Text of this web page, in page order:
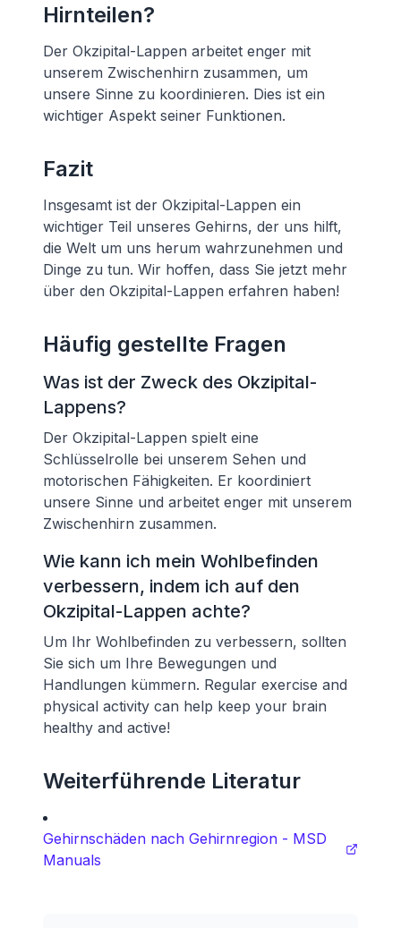
Hirnteilen?
Der Okzipital-Lappen arbeitet enger mit
unserem Zwischenhirn zusammen, um
unsere Sinne zu koordinieren. Dies ist ein
wichtiger Aspekt seiner Funktionen.
Fazit
Insgesamt ist der Okzipital-Lappen ein
wichtiger Teil unseres Gehirns, der uns hilft,
die Welt um uns herum wahrzunehmen und
Dinge zu tun. Wir hoffen, dass Sie jetzt mehr
über den Okzipital-Lappen erfahren haben!
Häufig gestellte Fragen
Was ist der Zweck des Okzipital-
Lappens?
Der Okzipital-Lappen spielt eine
Schlüsselrolle bei unserem Sehen und
motorischen Fähigkeiten. Er koordiniert
unsere Sinne und arbeitet enger mit unserem
Zwischenhirn zusammen.
Wie kann ich mein Wohlbefinden
verbessern, indem ich auf den
Okzipital-Lappen achte?
Um Ihr Wohlbefinden zu verbessern, sollten
Sie sich um Ihre Bewegungen und
Handlungen kümmern. Regular exercise and
physical activity can help keep your brain
healthy and active!
Weiterführende Literatur
Gehirnschäden nach Gehirnregion - MSD
Manuals